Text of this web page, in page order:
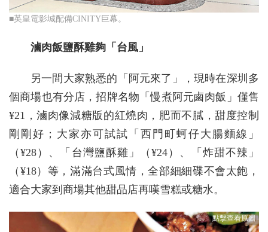
■英皇電影城配備CINITY巨幕。
滷肉飯鹽酥雞夠「台風」
另一間大家熟悉的「阿元來了」，現時在深圳多
個商場也有分店，招牌名物「慢煮阿元鹵肉飯」僅售
¥21，滷肉像減糖版的紅燒肉，肥而不膩，甜度控制
剛剛好；大家亦可試試「西門町蚵仔大腸麵線」
（¥28）、「台灣鹽酥雞」（¥24）、「炸甜不辣」
（¥18）等，滿滿台式風情，全部細細碟不會太飽，
適合大家到商場其他甜品店再嘆雪糕或糖水。